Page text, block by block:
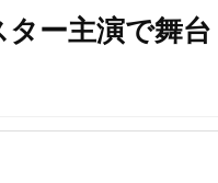
ー主演で舞台